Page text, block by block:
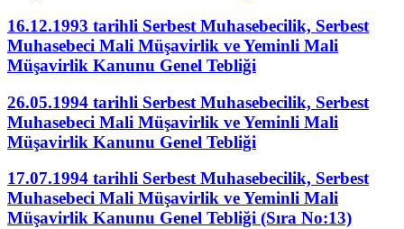
16.12.1993 tarihli Serbest Muhasebecilik, Serbest
Muhasebeci Mali Müşavirlik ve Yeminli Mali
Müşavirlik Kanunu Genel Tebliği
26.05.1994 tarihli Serbest Muhasebecilik, Serbest
Muhasebeci Mali Müşavirlik ve Yeminli Mali
Müşavirlik Kanunu Genel Tebliği
17.07.1994 tarihli Serbest Muhasebecilik, Serbest
Muhasebeci Mali Müşavirlik ve Yeminli Mali
Müşavirlik Kanunu Genel Tebliği (Sıra No:13)